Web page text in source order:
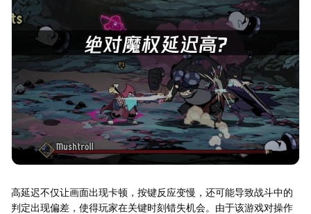
高延迟不仅让画面出现卡顿，按键反应变慢，还可能导致战斗中的
判定出现偏差，使得玩家在关键时刻错失机会。由于该游戏对操作